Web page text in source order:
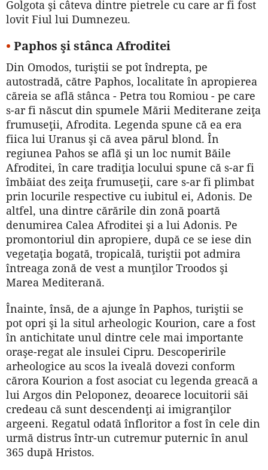
Golgota şi câteva dintre pietrele cu care ar fi fost
lovit Fiul lui Dumnezeu.
• Paphos şi stânca Afroditei
Din Omodos, turiştii se pot îndrepta, pe
autostradă, către Paphos, localitate în apropierea
căreia se află stânca - Petra tou Romiou - pe care
s-ar fi născut din spumele Mării Mediterane zeiţa
frumuseţii, Afrodita. Legenda spune că ea era
fiica lui Uranus şi că avea părul blond. În
regiunea Pahos se află şi un loc numit Băile
Afroditei, în care tradiţia locului spune că s-ar fi
îmbăiat des zeiţa frumuseţii, care s-ar fi plimbat
prin locurile respective cu iubitul ei, Adonis. De
altfel, una dintre cărările din zonă poartă
denumirea Calea Afroditei şi a lui Adonis. Pe
promontoriul din apropiere, după ce se iese din
vegetaţia bogată, tropicală, turiştii pot admira
întreaga zonă de vest a munţilor Troodos şi
Marea Mediterană.
Înainte, însă, de a ajunge în Paphos, turiştii se
pot opri şi la situl arheologic Kourion, care a fost
în antichitate unul dintre cele mai importante
oraşe-regat ale insulei Cipru. Descoperirile
arheologice au scos la iveală dovezi conform
cărora Kourion a fost asociat cu legenda greacă a
lui Argos din Peloponez, deoarece locuitorii săi
credeau că sunt descendenţi ai imigranţilor
argeeni. Regatul odată înfloritor a fost în cele din
urmă distrus într-un cutremur puternic în anul
365 după Hristos.